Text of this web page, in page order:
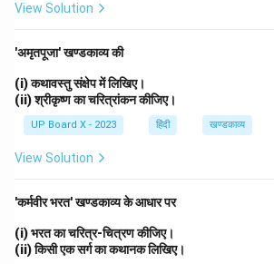
View Solution
'अमृतपूजा' खण्डकाव्य की
(i) कथावस्तु संक्षेप में लिखिए।
(ii) श्रीकृष्ण का चरित्रांकन कीजिए।
UP Board X - 2023 हिंदी खण्डकाव्य
View Solution
'कर्मवीर भरत' खण्डकाव्य के आधार पर
(i) भरत का चरित्र-चित्रण कीजिए।
(ii) किसी एक सर्ग का कथानक लिखिए।